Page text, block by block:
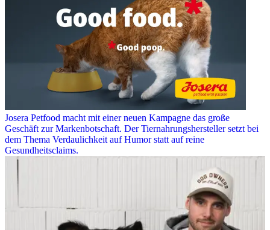
Josera Petfood macht mit einer neuen Kampagne das große
Geschäft zur Markenbotschaft. Der Tiernahrungshersteller setzt bei
dem Thema Verdaulichkeit auf Humor statt auf reine
Gesundheitsclaims.